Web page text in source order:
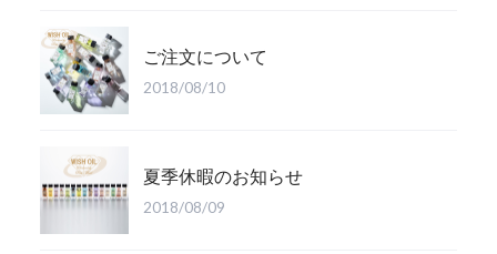
ご注文について
2018/08/10
夏季休暇のお知らせ
2018/08/09